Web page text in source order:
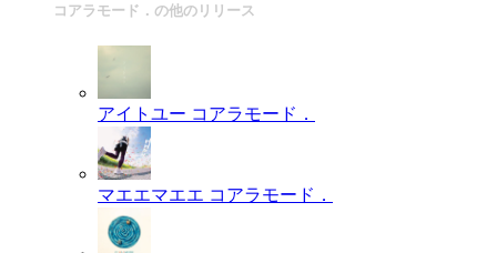
コアラモード．の他のリリース
アイトユー コアラモード．
マエエマエエ コアラモード．